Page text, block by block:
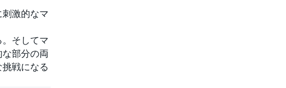
激的なマ
そしてマ
部分の両
戦になる